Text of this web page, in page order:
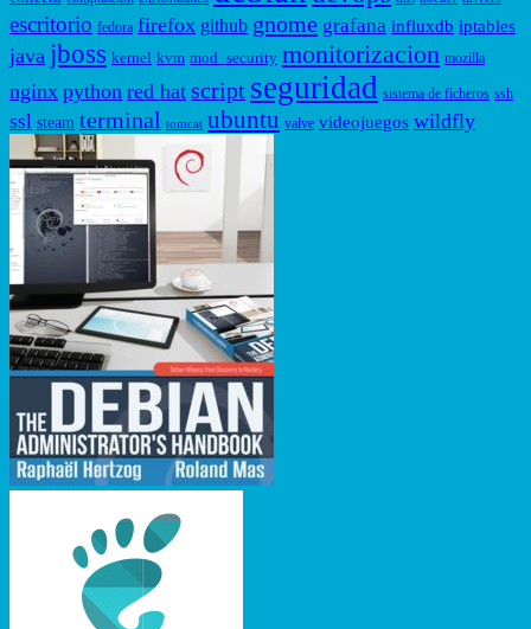
escritorio fedora firefox github gnome grafana influxdb iptables
java jboss kernel kvm mod_security monitorizacion mozilla
nginx python red hat script seguridad sistema de ficheros ssh
ssl steam terminal tomcat ubuntu valve videojuegos wildfly